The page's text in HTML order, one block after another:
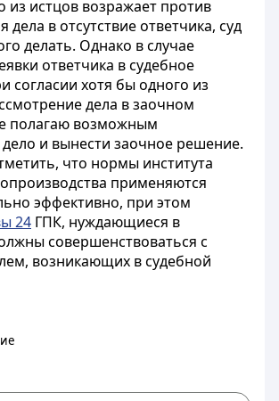
из истцов возражает против
дела в отсутствие ответчика, суд
делать. Однако в случае
ответчика в судебное
согласии хотя бы одного из
дела в заочном
полагаю возможным
и вынести заочное решение.
что нормы института
применяются
эффективно, при этом
24 ГПК, нуждающиеся в
совершенствоваться с
возникающих в судебной